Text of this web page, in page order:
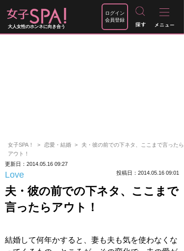
大人女性のホンネに向き合う
ログイン
会員登録
女子SPA！ 恋愛・結婚
夫・彼の前での下ネタ、ここまで言ったら
アウト！
更新日：2014.05.16 09:27
Love 投稿日：2014.05.16 09:01
夫・彼の前での下ネタ、ここまで
言ったらアウト！
結婚して何年かすると、妻も夫も気を使わなくな